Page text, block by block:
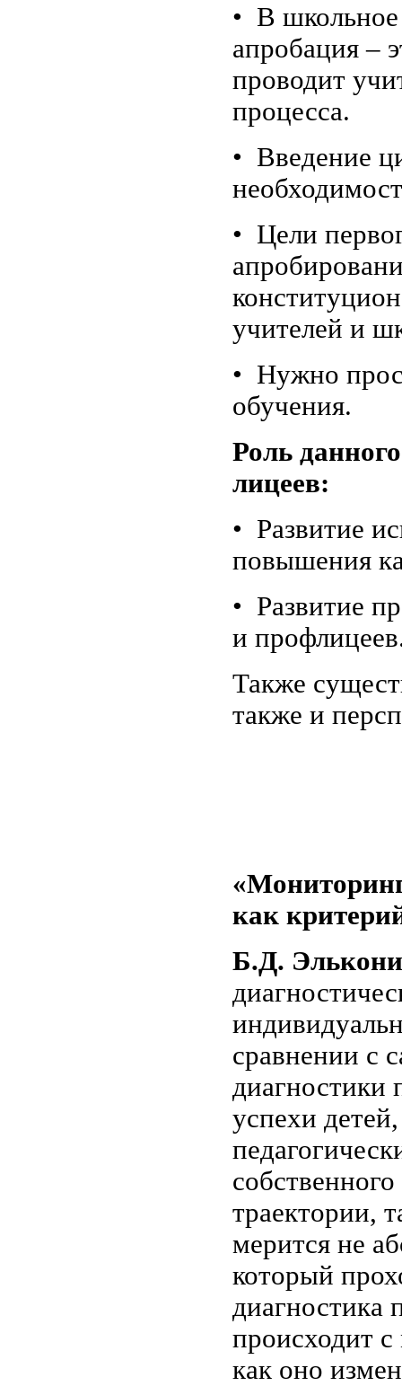
• В школьное
апробация –
проводит
процесса.
• Введение
• Цели
учителей и
• Нужно
обучения.
Роль
лицеев:
• Развитие
повышения
• Развитие
и
Также
также и
как
Б.Д.
сравнении с
диагностики
успехи
траектории,
мерится не
который
диагностика
происходит
как оно